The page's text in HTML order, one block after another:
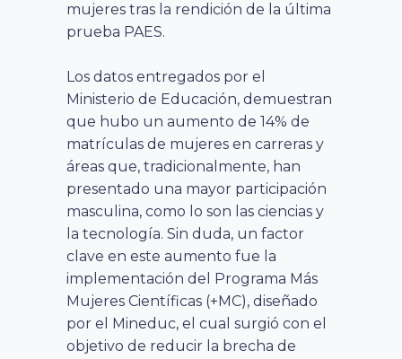
mujeres tras la rendición de la última
prueba PAES.
Los datos entregados por el
Ministerio de Educación, demuestran
que hubo un aumento de 14% de
matrículas de mujeres en carreras y
áreas que, tradicionalmente, han
presentado una mayor participación
masculina, como lo son las ciencias y
la tecnología. Sin duda, un factor
clave en este aumento fue la
implementación del Programa Más
Mujeres Científicas (+MC), diseñado
por el Mineduc, el cual surgió con el
objetivo de reducir la brecha de